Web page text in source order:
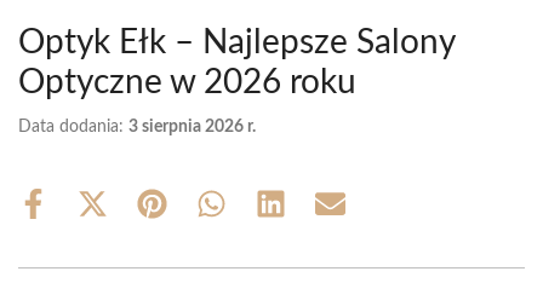
Optyk Ełk – Najlepsze Salony
Optyczne w 2026 roku
Data dodania: 3 sierpnia 2026 r.
Share
Share
(Twitter)
Share Share Share Share